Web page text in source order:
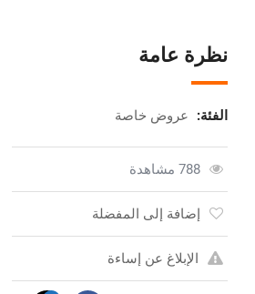
نظرة عامة
الفئة: عروض خاصة
788 مشاهدة
إضافة إلى المفضلة
الإبلاغ عن إساءة